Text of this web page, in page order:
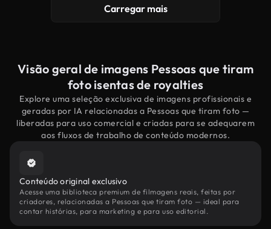
Carregar mais
Visão geral de imagens Pessoas que tiram
foto isentas de royalties
Explore uma seleção exclusiva de imagens profissionais e
geradas por IA relacionadas a Pessoas que tiram foto —
liberadas para uso comercial e criadas para se adequarem
aos fluxos de trabalho de conteúdo modernos.
Conteúdo original exclusivo
Acesse uma biblioteca premium de filmagens reais, feitas por
criadores, relacionadas a Pessoas que tiram foto — ideal para
contar histórias, para marketing e para uso editorial.